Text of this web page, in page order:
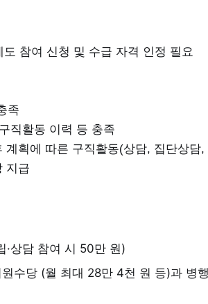
참여 신청 및 수급 자격 인정 필요
족
직활동 이력 등 충족
획에 따른 구직활동(상담, 집단상담,
지급
·상담 참여 시 50만 원)
수당 (월 최대 28만 4천 원 등)과 병